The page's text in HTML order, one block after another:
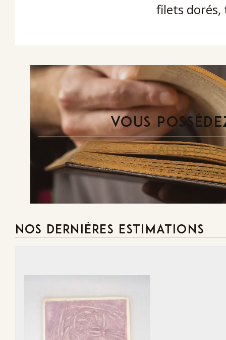
filets dorés,
VOUS
FAITES-LE
NOS DERNIÈRES ESTIMATIONS